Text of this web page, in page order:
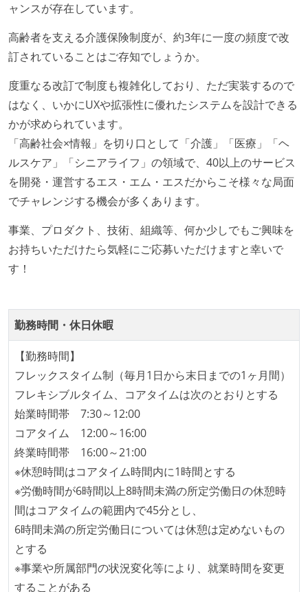
開発メンバーの裁量
OS やエディタ、IDE といった個人の環境は、各自の責
任で好きなものを使うことができる
企画を決定する場に、実装を担当する開発メンバーが
参加している
タスクの見積もりは、実装を担当するメンバーが中心
となって行う
コード品質向上のための取り組み
「リファクタリングは随時行われるべき」という価値
観をメンバー全員が共有しており、日常的に実施して
いる
何らかのコーディング規約をチーム全体で遵守するよ
が実行される環境が構築されている
テストの実施度
ほとんどのプロダクトコードに単体テストを記述、実
施している
ほとんどの機能に受け入れテストを記述、実施してい
る
機能の実装と同時にテストコードを記述している
アジャイル実践状況
1ヶ月以下の短い期間でのイテレーション開発を実践
している
デイリーでスタンドアップミーティング、またはそれ
に準じるチーム内の打ち合わせを行っている
イテレーションの最後などに、定期的にチームでふり
ャンスが存在しています。
高齢者を支える介護保険制度が、約3年に一度の頻度で改
訂されていることはご存知でしょうか。
度重なる改訂で制度も複雑化しており、ただ実装するので
はなく、いかにUXや拡張性に優れたシステムを設計できる
かが求められています。
「高齢社会×情報」を切り口として「介護」「医療」「ヘ
ルスケア」「シニアライフ」の領域で、40以上のサービス
を開発・運営するエス・エム・エスだからこそ様々な局面
でチャレンジする機会が多くあります。
事業、プロダクト、技術、組織等、何か少しでもご興味を
お持ちいただけたら気軽にご応募いただけますと幸いで
す！
勤務時間・休日休暇
【勤務時間】
フレックスタイム制（毎月1日から末日までの1ヶ月間）
フレキシブルタイム、コアタイムは次のとおりとする
始業時間帯 7:30～12:00
コアタイム 12:00～16:00
終業時間帯 16:00～21:00
※休憩時間はコアタイム時間内に1時間とする
※労働時間が6時間以上8時間未満の所定労働日の休憩時
間はコアタイムの範囲内で45分とし、
6時間未満の所定労働日については休憩は定めないもの
とする
※事業や所属部門の状況変化等により、就業時間を変更
することがある